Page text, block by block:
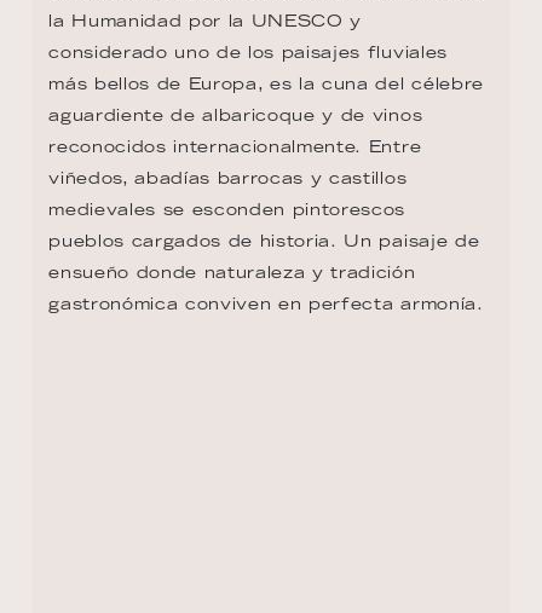
la Humanidad por la UNESCO y
considerado uno de los paisajes fluviales
más bellos de Europa, es la cuna del célebre
aguardiente de albaricoque y de vinos
reconocidos internacionalmente. Entre
viñedos, abadías barrocas y castillos
medievales se esconden pintorescos
pueblos cargados de historia. Un paisaje de
ensueño donde naturaleza y tradición
gastronómica conviven en perfecta armonía.